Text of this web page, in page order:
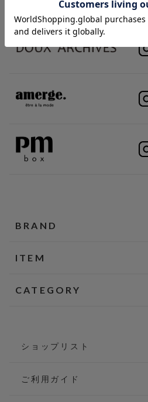
BRAND
ITEM
CATEGORY
ショップリスト
ご利用ガイド